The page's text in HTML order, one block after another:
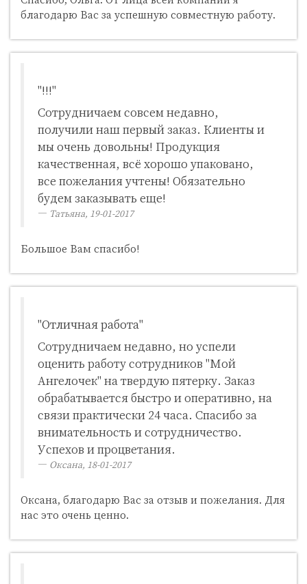
благодарю Вас за успешную совместную работу.
"!!!"
Сотрудничаем совсем недавно,
получили наш первый заказ. Клиенты и
мы очень довольны! Продукция
качественная, всё хорошо упаковано,
все пожелания учтены! Обязательно
будем заказывать еще!
Татьяна, 19-01-2017
Большое Вам спасибо!
"Отличная работа"
Сотрудничаем недавно, но успели
оценить работу сотрудников "Мой
Ангелочек" на твердую пятерку. Заказ
обрабатывается быстро и оперативно, на
связи практически 24 часа. Спасибо за
внимательность и сотрудничество.
Успехов и процветания.
Оксана, 18-01-2017
Оксана, благодарю Вас за отзыв и пожелания. Для
нас это очень ценно.